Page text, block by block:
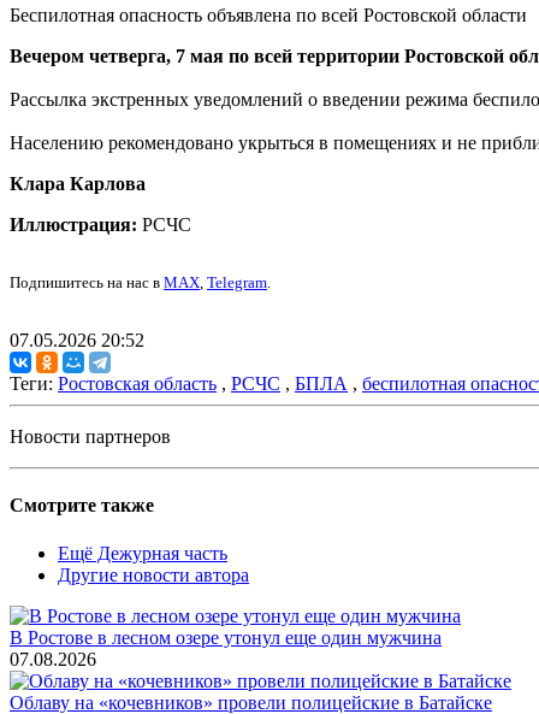
Беспилотная опасность объявлена по всей Ростовской области
Вечером четверга, 7 мая по всей территории Ростовской
Рассылка экстренных уведомлений о введении режима
Населению рекомендовано укрыться в помещениях и не
Клара Карлова
Иллюстрация: РСЧС
Подпишитесь на нас в MAX, Telegram.
07.05.2026 20:52
Теги: Ростовская область , РСЧС , БПЛА , беспилотная
Новости партнеров
Смотрите также
Ещё Дежурная часть
Другие новости автора
В Ростове в лесном озере утонул еще один мужчина
07.08.2026
Облаву на «кочевников» провели полицейские в Батайске